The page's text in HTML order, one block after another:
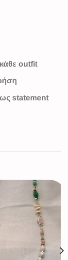
outfit
ως statement